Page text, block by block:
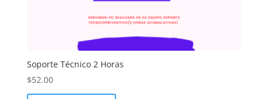
Soporte Técnico 2 Horas
$52.00